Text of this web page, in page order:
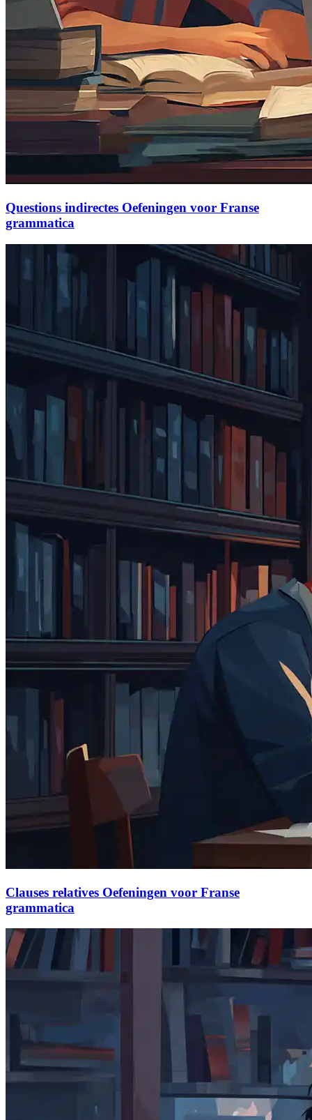
Questions indirectes Oefeningen voor Franse
grammatica
Clauses relatives Oefeningen voor Franse
grammatica